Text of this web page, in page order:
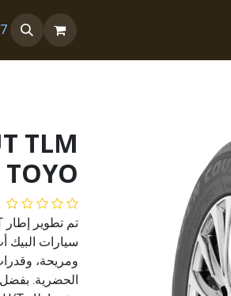
93-4532967 (218+)
TLM
TOYO
سيارات البيك
ومريحة،
الحضرية.